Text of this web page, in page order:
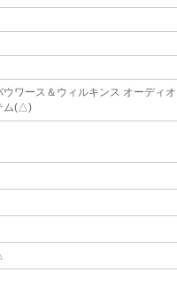
ウワース＆ウィルキンス オーディ
ム(△)